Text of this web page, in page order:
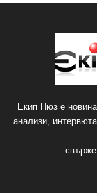
Екип Нюз е
анализи,